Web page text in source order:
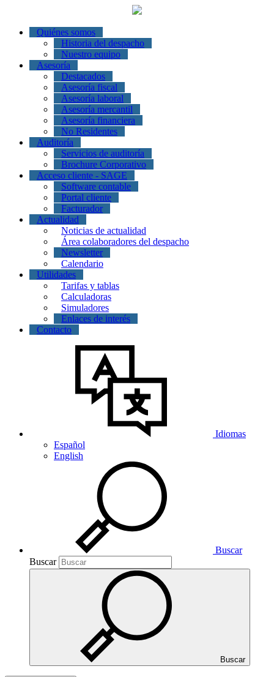
Quiénes somos
Historia del despacho
Nuestro equipo
Asesoría
Destacados
Asesoría fiscal
Asesoría laboral
Asesoría mercantil
Asesoría financiera
No Residentes
Auditoría
Servicios de auditoría
Brochure Corporativo
Acceso cliente - SAGE
Software contable
Portal cliente
Facturador
Actualidad
Noticias de actualidad
Área colaboradores del despacho
Newsletter
Calendario
Utilidades
Tarifas y tablas
Calculadoras
Simuladores
Enlaces de interés
Contacto
Idiomas
Español
English
Buscar
Buscar
Buscar